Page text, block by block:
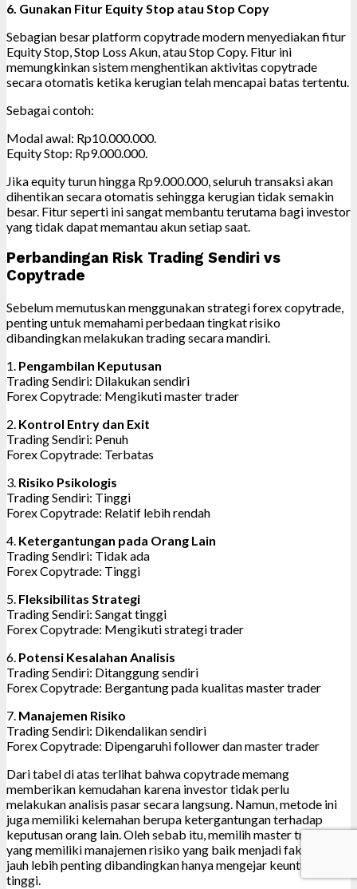
6. Gunakan Fitur Equity Stop atau Stop Copy
Sebagian besar platform copytrade modern menyediakan fitur
Equity Stop, Stop Loss Akun, atau Stop Copy. Fitur ini
memungkinkan sistem menghentikan aktivitas copytrade
secara otomatis ketika kerugian telah mencapai batas tertentu.
Sebagai contoh:
Modal awal: Rp10.000.000.
Equity Stop: Rp9.000.000.
Jika equity turun hingga Rp9.000.000, seluruh transaksi akan
dihentikan secara otomatis sehingga kerugian tidak semakin
besar. Fitur seperti ini sangat membantu terutama bagi investor
yang tidak dapat memantau akun setiap saat.
Perbandingan Risk Trading Sendiri vs
Copytrade
Sebelum memutuskan menggunakan strategi forex copytrade,
penting untuk memahami perbedaan tingkat risiko
dibandingkan melakukan trading secara mandiri.
1. Pengambilan Keputusan
Trading Sendiri: Dilakukan sendiri
Forex Copytrade: Mengikuti master trader
2. Kontrol Entry dan Exit
Trading Sendiri: Penuh
Forex Copytrade: Terbatas
3. Risiko Psikologis
Trading Sendiri: Tinggi
Forex Copytrade: Relatif lebih rendah
4. Ketergantungan pada Orang Lain
Trading Sendiri: Tidak ada
Forex Copytrade: Tinggi
5. Fleksibilitas Strategi
Trading Sendiri: Sangat tinggi
Forex Copytrade: Mengikuti strategi trader
6. Potensi Kesalahan Analisis
Trading Sendiri: Ditanggung sendiri
Forex Copytrade: Bergantung pada kualitas master trader
7. Manajemen Risiko
Trading Sendiri: Dikendalikan sendiri
Forex Copytrade: Dipengaruhi follower dan master trader
Dari tabel di atas terlihat bahwa copytrade memang
memberikan kemudahan karena investor tidak perlu
melakukan analisis pasar secara langsung. Namun, metode ini
juga memiliki kelemahan berupa ketergantungan terhadap
keputusan orang lain. Oleh sebab itu, memilih master trader
yang memiliki manajemen risiko yang baik menjadi faktor yang
jauh lebih penting dibandingkan hanya mengejar keuntungan
tinggi.